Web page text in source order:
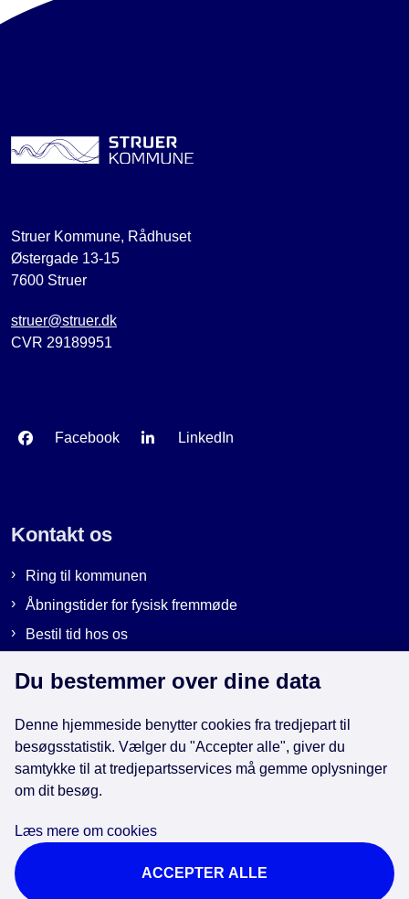
Struer Kommune, Rådhuset
Østergade 13-15
7600 Struer
struer@struer.dk
CVR 29189951
Facebook LinkedIn
Kontakt os
Ring til kommunen
Åbningstider for fysisk fremmøde
Bestil tid hos os
Genveje
EAN-numre i kommunen
Cookies
Tilgængelighedserklæring
Du bestemmer over dine data
Denne hjemmeside benytter cookies fra tredjepart til
besøgsstatistik. Vælger du "Accepter alle", giver du
samtykke til at tredjepartsservices må gemme oplysninger
om dit besøg.
Læs mere om cookies
ACCEPTER ALLE